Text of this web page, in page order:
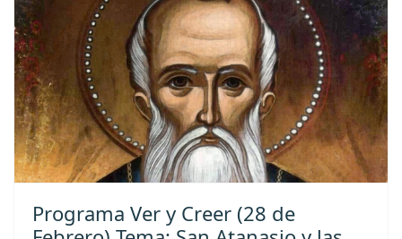
Programa Ver y Creer (28 de